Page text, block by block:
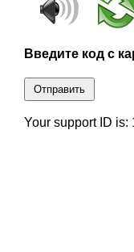
Введите код с
Отправить
Your support ID